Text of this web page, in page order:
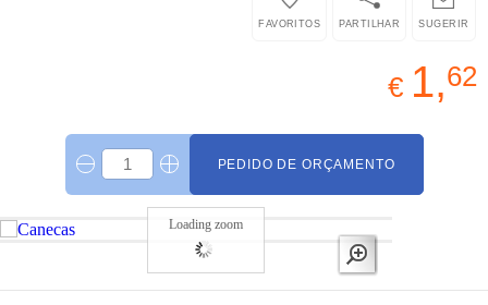
SUGERIR
PARTILHAR
FAVORITOS
€ 1,62
PEDIDO DE ORÇAMENTO
Loading zoom